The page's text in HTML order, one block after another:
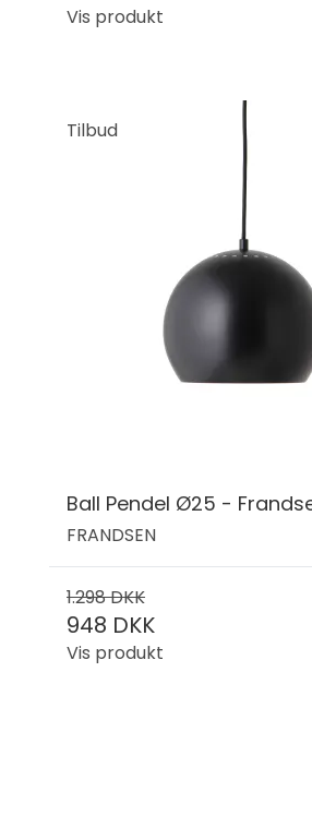
Vis produkt
Tilbud
Ball Pendel Ø25 -
FRANDSEN
1.298 DKK
948 DKK
Vis produkt